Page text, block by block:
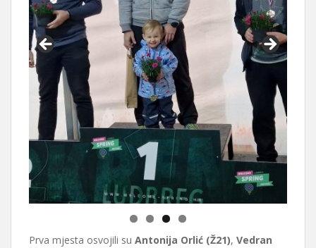
Prva mjesta osvojili su Antonija Orlić (Ž21), Vedran